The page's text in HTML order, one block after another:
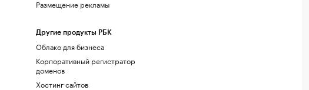
Размещение рекламы
Другие продукты РБК
Облако для бизнеса
Корпоративный регистратор
доменов
Хостинг сайтов